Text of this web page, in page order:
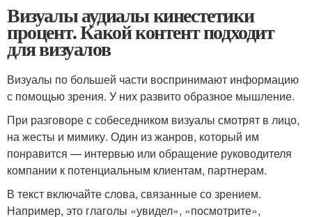
Визуалы аудиалы кинестетики
процент. Какой контент подходит
для визуалов
Визуалы по большей части воспринимают информацию
с помощью зрения. У них развито образное мышление.
При разговоре с собеседником визуалы смотрят в лицо,
на жесты и мимику. Один из жанров, который им
понравится — интервью или обращение руководителя
компании к потенциальным клиентам, партнерам.
В текст включайте слова, связанные со зрением.
Например, это глаголы «увидел», «посмотрите»,